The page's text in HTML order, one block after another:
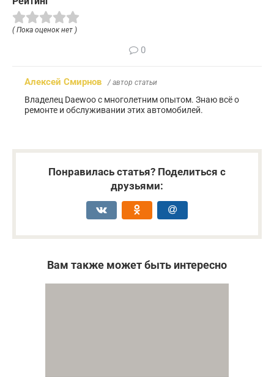
( Пока оценок нет )
0
Алексей Смирнов / автор статьи
Владелец Daewoo с многолетним опытом. Знаю всё о
ремонте и обслуживании этих автомобилей.
Понравилась статья? Поделиться с
друзьями:
Вам также может быть интересно